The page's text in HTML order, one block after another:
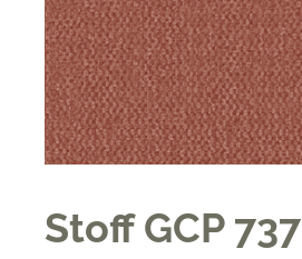
Stoff GCP 737